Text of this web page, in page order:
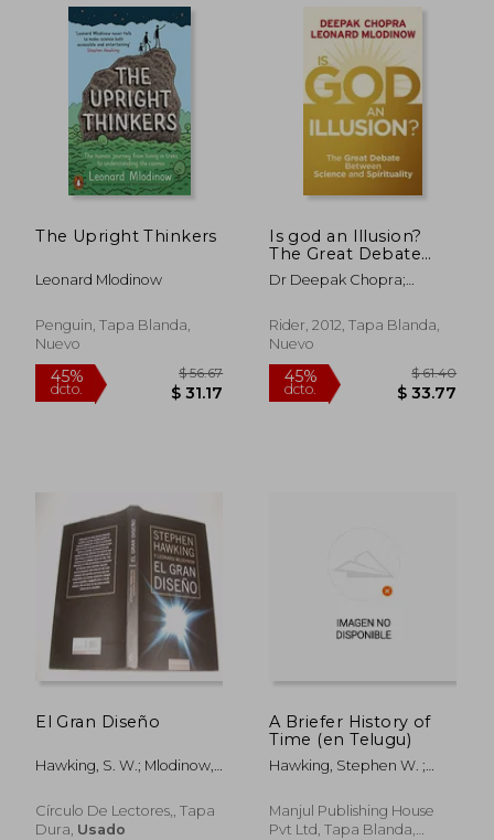
45%
dcto.
40%
dcto.
45%
dcto.
$ 37.85
$ 20.82
The Upright Thinkers
Leonard Mlodinow
Penguin, Tapa Blanda,
Nuevo
Is god an Illusion?
The Great Debate
Between Science and
Spirituality (en Inglés)
Dr Deepak Chopra;
Rider, 2012, Tapa Blanda,
Nuevo
El Gran Diseño
Hawking, S. W.; Mlodinow,
Círculo De Lectores,, Tapa
Dura, Usado
A Briefer History of
Time (en Telugu)
Hawking, Stephen W. ;
Manjul Publishing House
Pvt Ltd, Tapa Blanda,